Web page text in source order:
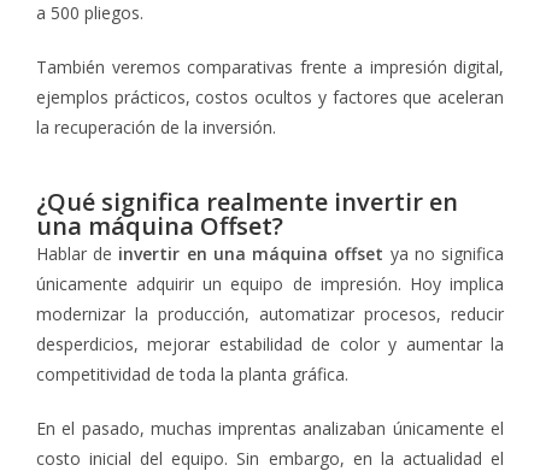
a 500 pliegos.
También veremos comparativas frente a impresión digital,
ejemplos prácticos, costos ocultos y factores que aceleran
la recuperación de la inversión.
¿Qué significa realmente invertir en
una máquina Offset?
Hablar de invertir en una máquina offset ya no significa
únicamente adquirir un equipo de impresión. Hoy implica
modernizar la producción, automatizar procesos, reducir
desperdicios, mejorar estabilidad de color y aumentar la
competitividad de toda la planta gráfica.
En el pasado, muchas imprentas analizaban únicamente el
costo inicial del equipo. Sin embargo, en la actualidad el